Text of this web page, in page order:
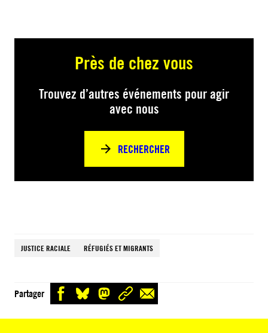
Près de chez vous
Trouvez d’autres événements pour agir
avec nous
RECHERCHER
JUSTICE RACIALE RÉFUGIÉS ET MIGRANTS
Partager